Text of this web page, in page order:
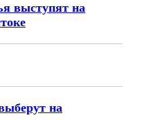
выступят на
на